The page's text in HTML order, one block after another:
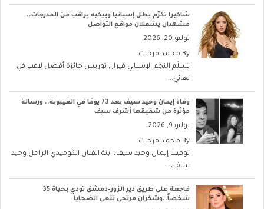
شاكيرا تكرّم بطل إسبانيا وبيكيه يراقب من المدرجات..
مشهدان يشعلان مواقع التواصل
يوليو 20, 2026
By محمد فرحات
تسلّم النجم الإسباني فيران توريس جائزة أفضل لاعب في
نهائي...
وفاة إيمان وحيد سيف بعد 73 يومًا في الغيبوبة.. ورسالة
مؤثرة من شقيقها أشرف سيف
يوليو 9, 2026
By محمد فرحات
توفيت إيمان وحيد سيف، ابنة الفنان الكوميدي الراحل وحيد
سيف،...
فاجعة على طريق دير الزور–دمشق تودي بحياة 35
شخصاً..وشكران مرتجى تنعى الضحايا